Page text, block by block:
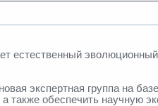
естественный
экспертная группа на
обеспечить научную